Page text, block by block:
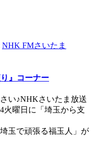
NHK FMさいたま
』コーナー
い♪NHKさいたま放送
火曜日に「埼玉から支
玉で頑張る福玉人」が